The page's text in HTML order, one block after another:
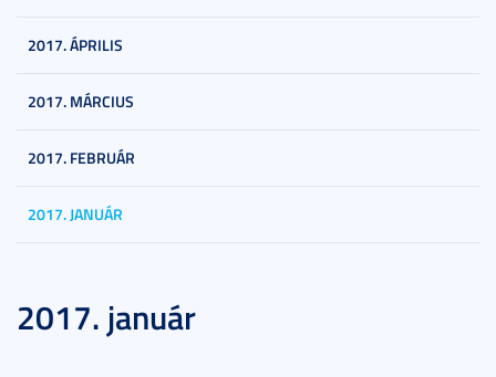
2017. ÁPRILIS
2017. MÁRCIUS
2017. FEBRUÁR
2017. JANUÁR
2017. január